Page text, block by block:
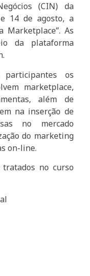
(CIN) da
14 de agosto, a
Marketplace”. As
da plataforma
os
marketplace,
além de
na inserção de
no mercado
do marketing
on-line.
no curso